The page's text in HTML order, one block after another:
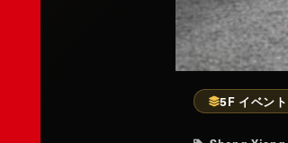
5F イベン